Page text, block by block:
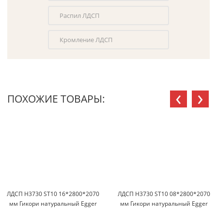
Распил ЛДСП
Кромление ЛДСП
ПОХОЖИЕ ТОВАРЫ:
ЛДСП H3730 ST10 16*2800*2070
мм Гикори натуральный Egger
ЛДСП H3730 ST10 08*2800*2070
мм Гикори натуральный Egger
‹ ›